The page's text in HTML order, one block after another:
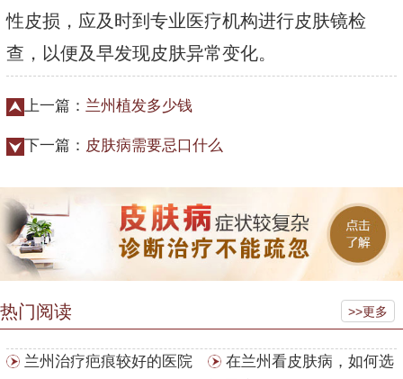
性皮损，应及时到专业医疗机构进行皮肤镜检
查，以便及早发现皮肤异常变化。
上一篇： 兰州植发多少钱
下一篇： 皮肤病需要忌口什么
热门阅读 >>更多
兰州治疗疤痕较好的医院
在兰州看皮肤病，如何选